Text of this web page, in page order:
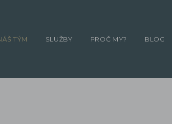
TÝM SLUŽBY PROČ MY? BLOG